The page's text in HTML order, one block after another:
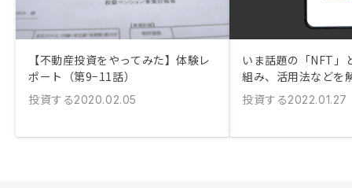
【不動産投資をやってみた】体験レ
ポート（第9−11話）
投資する2020.02.05
いま話題の「NFT」
組み、活用法などを
投資する2022.01.27